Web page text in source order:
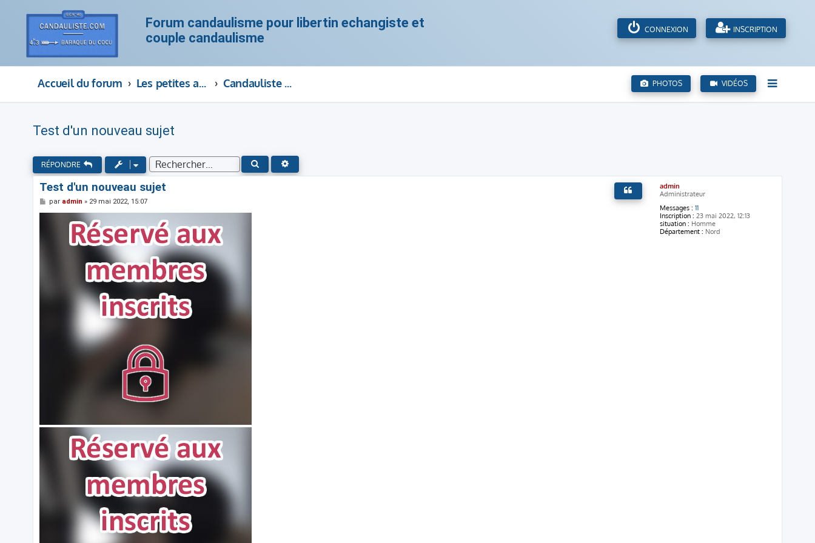
Forum candaulisme pour libertin echangiste et
couple candaulisme
CONNEXION INSCRIPTION
PHOTOS VIDÉOS
Accueil du forum Les petites annonces des hommes cocus, couple candaulisme, cocufieur et cocufieuse Candauliste autre qu'en france
Test d'un nouveau sujet
RÉPONDRE RECHERCHER
admin
Administrateur
Messages : 11
Inscription : 23 mai 2022, 12:13
situation : Homme
Département : Nord
Test d'un nouveau sujet
M
par admin » 29 mai 2022, 15:07